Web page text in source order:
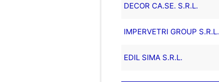
DECOR CA.SE. S.R.L.
IMPERVETRI GROUP S.R.L.
EDIL SIMA S.R.L.